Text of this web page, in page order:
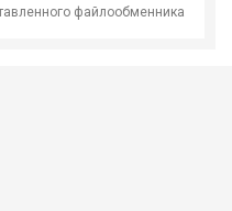
файлообменника